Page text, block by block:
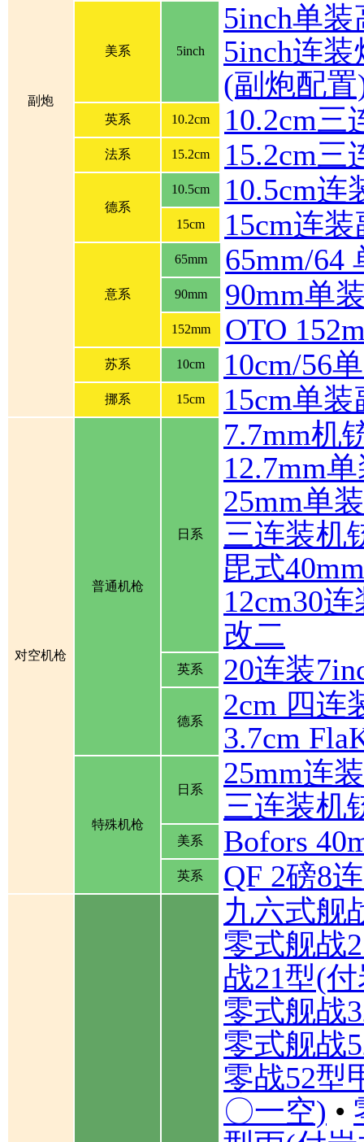
副炮
美系 5inch
5inch单
5inch连装
(副炮配
英系 10.2cm 10.2cm三
法系 15.2cm 15.2cm三
德系
10.5cm 10.5cm连
15cm 15cm连
意系
65mm 65mm/64
90mm 90mm单
152mm OTO
苏系 10cm 10cm/56
挪系 15cm 15cm单
对空机枪
普通机枪
日系
7.7mm机
12.7mm
25mm单
三连装机
毘式
12cm30
改二
英系 20连装
德系
2cm 四连
3.7cm
特殊机枪
日系
25mm连
三连装机
美系 Bofors
英系 QF 2磅8
九六式舰
零式舰战
战21型(
零式舰战
零式舰战
零战52型
〇一空) •